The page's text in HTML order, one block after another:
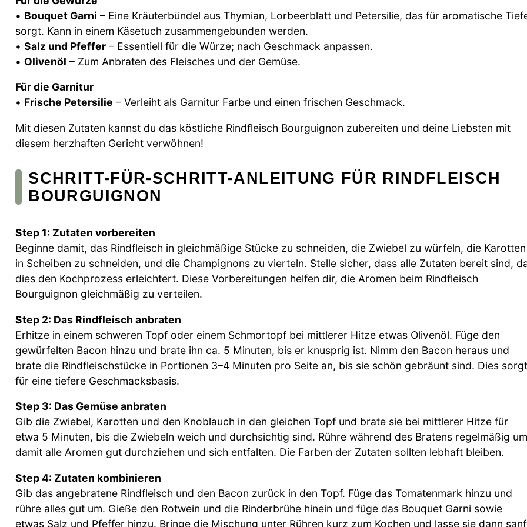
• Bouquet Garni – Eine Kräuterbündel aus Thymian, Lorbeerblatt und Petersilie, das für aromatische
sorgt. Kann in einem Käsetuch zusammengebunden werden.
• Salz und Pfeffer – Essentiell für die Würze; nach Geschmack anpassen.
• Olivenöl – Zum Anbraten des Fleisches und der Gemüse.
Für die Garnitur
• Frische Petersilie – Verleiht als Garnitur Farbe und einen frischen Geschmack.
Mit diesen Zutaten kannst du das köstliche Rindfleisch Bourguignon zubereiten und deine Liebsten mit
diesem herzhaften Gericht verwöhnen!
SCHRITT-FÜR-SCHRITT-ANLEITUNG FÜR RINDFLEISCH
BOURGUIGNON
Step 1: Zutaten vorbereiten
Beginne damit, das Rindfleisch in gleichmäßige Stücke zu schneiden, die Zwiebel zu würfeln, die Karotten
in Scheiben zu schneiden, und die Champignons zu vierteln. Stelle sicher, dass alle Zutaten bereit sind,
dies den Kochprozess erleichtert. Diese Vorbereitungen helfen dir, die Aromen beim Rindfleisch
Bourguignon gleichmäßig zu verteilen.
Step 2: Das Rindfleisch anbraten
Erhitze in einem schweren Topf oder einem Schmortopf bei mittlerer Hitze etwas Olivenöl. Füge den
gewürfelten Bacon hinzu und brate ihn ca. 5 Minuten, bis er knusprig ist. Nimm den Bacon heraus und
brate die Rindfleischstücke in Portionen 3–4 Minuten pro Seite an, bis sie schön gebräunt sind. Dies sorgt
für eine tiefere Geschmacksbasis.
Step 3: Das Gemüse anbraten
Gib die Zwiebel, Karotten und den Knoblauch in den gleichen Topf und brate sie bei mittlerer Hitze für
etwa 5 Minuten, bis die Zwiebeln weich und durchsichtig sind. Rühre während des Bratens regelmäßig
damit alle Aromen gut durchziehen und sich entfalten. Die Farben der Zutaten sollten lebhaft bleiben.
Step 4: Zutaten kombinieren
Gib das angebratene Rindfleisch und den Bacon zurück in den Topf. Füge das Tomatenmark hinzu und
rühre alles gut um. Gieße den Rotwein und die Rinderbrühe hinein und füge das Bouquet Garni sowie
etwas Salz und Pfeffer hinzu. Bringe die Mischung unter Rühren kurz zum Kochen und lasse sie dann